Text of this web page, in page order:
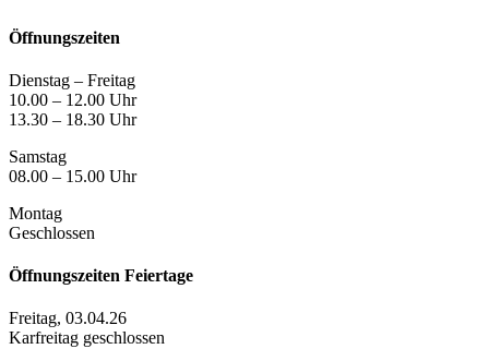
Öffnungszeiten
Dienstag – Freitag
10.00 – 12.00 Uhr
13.30 – 18.30 Uhr
Samstag
08.00 – 15.00 Uhr
Montag
Geschlossen
Öffnungszeiten Feiertage
Freitag, 03.04.26
Karfreitag geschlossen